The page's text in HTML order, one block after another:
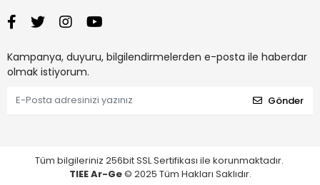
Kampanya, duyuru, bilgilendirmelerden e-posta ile haberdar
olmak istiyorum.
Gönder
Tüm bilgileriniz 256bit SSL Sertifikası ile korunmaktadır.
TIEE Ar-Ge© 2025 Tüm Hakları Saklıdır.